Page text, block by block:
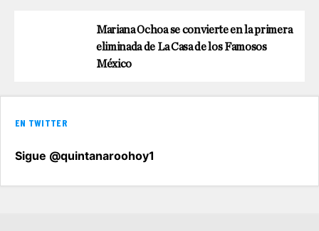
Mariana Ochoa se convierte en la primera
eliminada de La Casa de los Famosos
México
EN TWITTER
Sigue @quintanaroohoy1